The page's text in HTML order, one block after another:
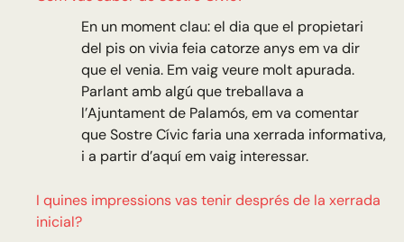
En un moment clau: el dia que el propietari
del pis on vivia feia catorze anys em va dir
que el venia. Em vaig veure molt apurada.
Parlant amb algú que treballava a
l’Ajuntament de Palamós, em va comentar
que Sostre Cívic faria una xerrada informativa,
i a partir d’aquí em vaig interessar.
I quines impressions vas tenir després de la xerrada
inicial?